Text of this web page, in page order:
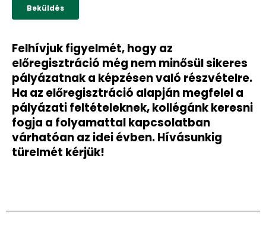
Felhívjuk figyelmét, hogy az
előregisztráció még nem minősül sikeres
pályázatnak a képzésen való részvételre.
Ha az előregisztráció alapján megfelel a
pályázati feltételeknek, kollégánk keresni
fogja a folyamattal kapcsolatban
várhatóan az idei évben. Hívásunkig
türelmét kérjük!